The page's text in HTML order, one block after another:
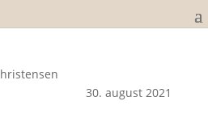
30. august 2021